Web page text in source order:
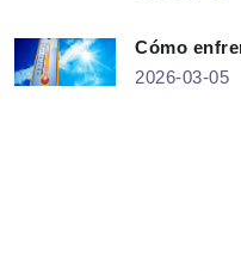
Cómo
2026-03-05